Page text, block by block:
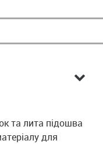
та лита підошва
для